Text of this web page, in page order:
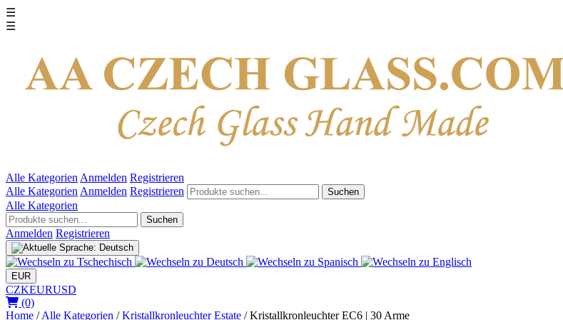
☰
☰
Alle Kategorien Anmelden Registrieren
Alle Kategorien Anmelden Registrieren Suchen
Alle Kategorien
Suchen
Anmelden Registrieren
EUR
CZKEURUSD
(0)
Home / Alle Kategorien / Kristallkronleuchter Estate / Kristallkronleuchter EC6 | 30 Arme